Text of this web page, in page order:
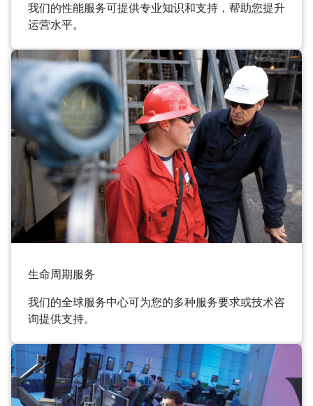
我们的性能服务可提供专业知识和支持，帮助您提升
运营水平。
生命周期服务
我们的全球服务中心可为您的多种服务要求或技术咨
询提供支持。